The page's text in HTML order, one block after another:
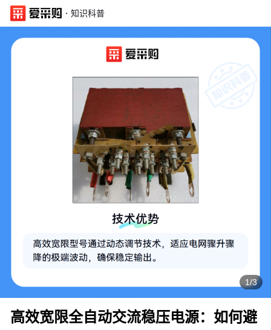
· 知识科普
1/3
高效宽限全自动交流稳压电源：如何避